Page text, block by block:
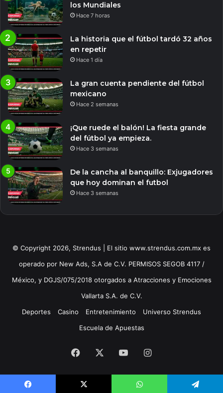
los Mundiales
Hace 7 horas
La historia que el fútbol tardó 32 años
en repetir
Hace 1 día
La gran cuenta pendiente del fútbol
mexicano
Hace 2 semanas
¡Que ruede el balón! La fiesta grande
del fútbol ya empieza.
Hace 3 semanas
De la cancha al banquillo: Exjugadores
que hoy dominan el futbol
Hace 3 semanas
© Copyright 2026, Strendus | El sitio www.strendus.com.mx es
operado por New Ads, S.A de C.V. PERMISOS SEGOB 4117 /
México, y DGJS/075/2018 otorgados a Atracciones y Emociones
Vallarta S.A. de C.V.
Deportes
Casino Entretenimiento
Universo Strendus
Escuela de Apuestas
Facebook YouTubeInstagram